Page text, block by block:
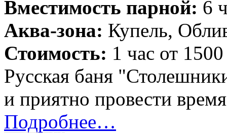
Вместимость парной: 6
Аква-зона: Купель,
Стоимость: 1 час от
Русская баня
и приятно провести
Подробнее…